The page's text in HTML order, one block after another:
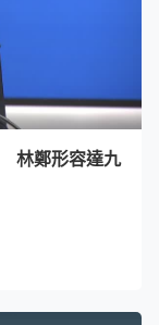
林鄭形容達九